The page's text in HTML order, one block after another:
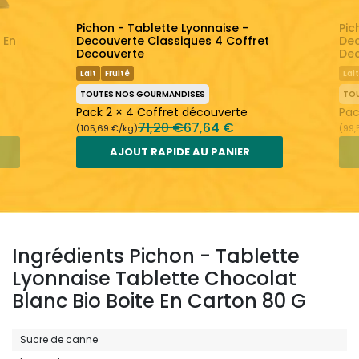
Pichon - Tablette Lyonnaise -
Decouverte Classiques 4 Coffret
Decouverte
Lait
Fruité
TOUTES NOS GOURMANDISES
Pack 2 × 4 Coffret découverte
(105,69 €/kg)71,20 €67,64 €
AJOUT RAPIDE AU PANIER
Lait
Ingrédients Pichon - Tablette
Lyonnaise Tablette Chocolat
Blanc Bio Boite En Carton 80 G
Sucre de canne